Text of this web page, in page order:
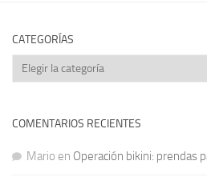
CATEGORÍAS
Categorías
COMENTARIOS RECIENTES
Mario en Operación bikini: prendas